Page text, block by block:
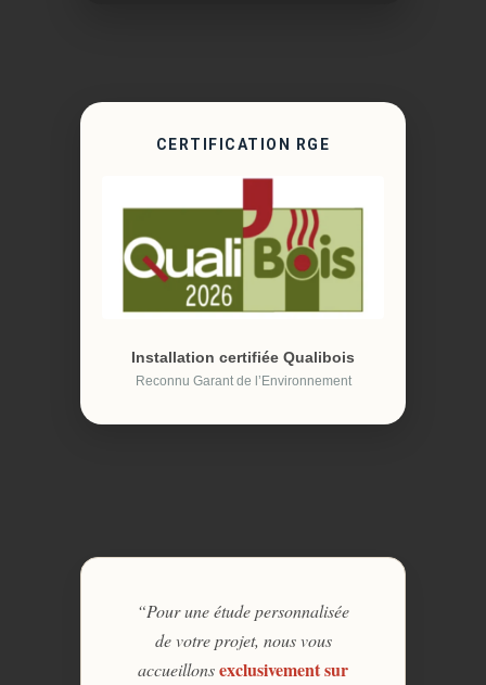
CERTIFICATION RGE
Installation certifiée Qualibois
Reconnu Garant de l’Environnement
“Pour une étude personnalisée
de votre projet, nous vous
accueillonsexclusivement sur